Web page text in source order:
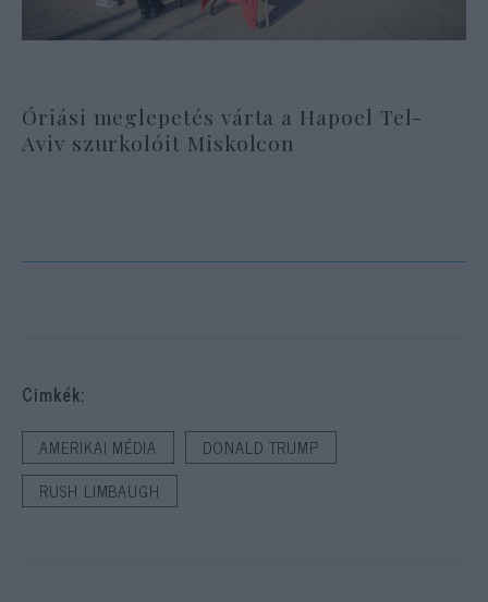
Óriási meglepetés várta a Hapoel Tel-
Aviv szurkolóit Miskolcon
Cimkék:
AMERIKAI MÉDIA
DONALD TRUMP
RUSH LIMBAUGH